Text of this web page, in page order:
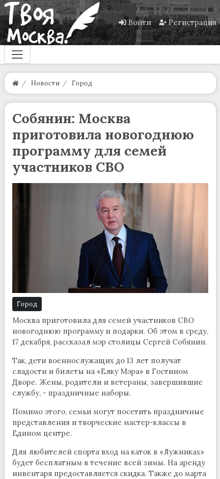
Войти Регистрация
Новости Город
Собянин: Москва
приготовила новогоднюю
программу для семей
участников СВО
Город
Москва приготовила для семей участников СВО
новогоднюю программу и подарки. Об этом в среду,
17 декабря, рассказал мэр столицы Сергей Собянин.
Так, дети военнослужащих до 13 лет получат
сладости и билеты на «Елку Мэра» в Гостином
Дворе. Жены, родители и ветераны, завершившие
службу, - праздничные наборы.
Помимо этого, семьи могут посетить праздничные
представления и творческие мастер-классы в
Едином центре.
Для любителей спорта вход на каток в «Лужниках»
будет бесплатным в течение всей зимы. На аренду
инвентаря предоставляется скидка. Также до марта